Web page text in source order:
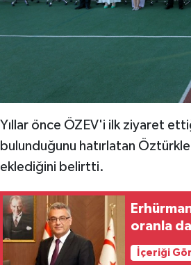
Yıllar önce ÖZEV'i ilk ziyaret
bulunduğunu hatırlatan
eklediğini belirtti.
oranla
İçeriği